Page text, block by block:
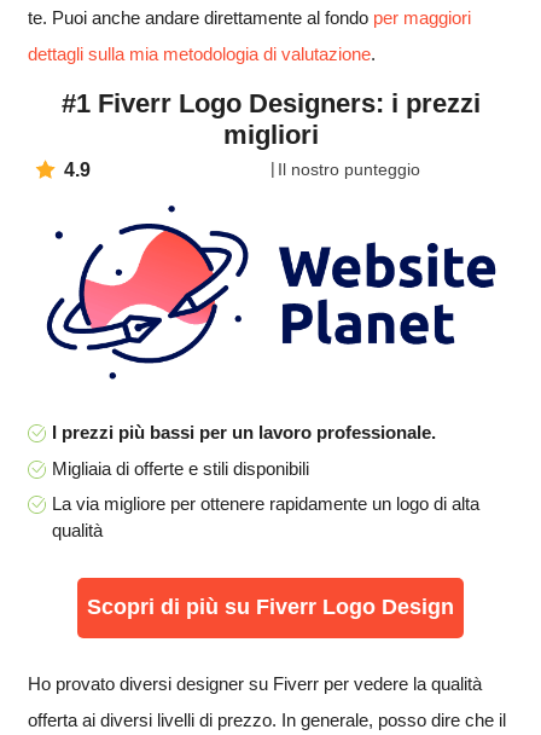
te. Puoi anche andare direttamente al fondo per maggiori
dettagli sulla mia metodologia di valutazione.
#1 Fiverr Logo Designers: i prezzi
migliori
4.9 Il nostro punteggio
I prezzi più bassi per un lavoro professionale.
Migliaia di offerte e stili disponibili
La via migliore per ottenere rapidamente un logo di alta
qualità
Scopri di più su Fiverr Logo Design
Ho provato diversi designer su Fiverr per vedere la qualità
offerta ai diversi livelli di prezzo. In generale, posso dire che il